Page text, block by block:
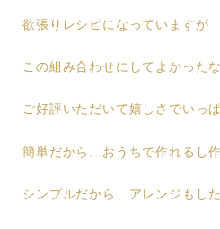
欲張りレシピになっていますが
この組み合わせにしてよかった
ご好評いただいて嬉しさでいっ
簡単だから、おうちで作れるし
シンプルだから、アレンジもし